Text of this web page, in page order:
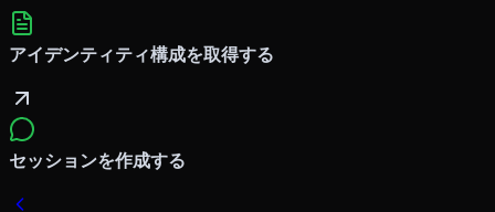
アイデンティティ構成を取得する
セッションを作成する